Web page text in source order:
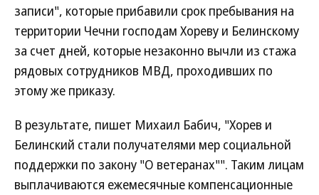
записи", которые прибавили срок пребывания на
территории Чечни господам Хореву и Белинскому
за счет дней, которые незаконно вычли из стажа
рядовых сотрудников МВД, проходивших по
этому же приказу.
В результате, пишет Михаил Бабич, "Хорев и
Белинский стали получателями мер социальной
поддержки по закону "О ветеранах"". Таким лицам
выплачиваются ежемесячные компенсационные